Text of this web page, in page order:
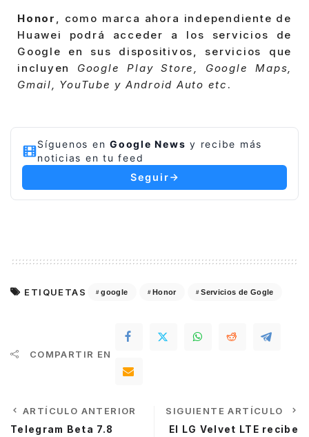
Honor
, como marca ahora independiente de
Huawei podrá acceder a los servicios de
Google en sus dispositivos, servicios que
incluyen Google Play Store, Google Maps,
Gmail, YouTube y Android Auto etc .
Síguenos en Google News y recibe más
noticias en tu feed
Seguir
ETIQUETAS google Honor Servicios de Gogle
COMPARTIR EN
ARTÍCULO ANTERIOR
Telegram Beta 7.8
SIGUIENTE ARTÍCULO
El LG Velvet LTE recibe